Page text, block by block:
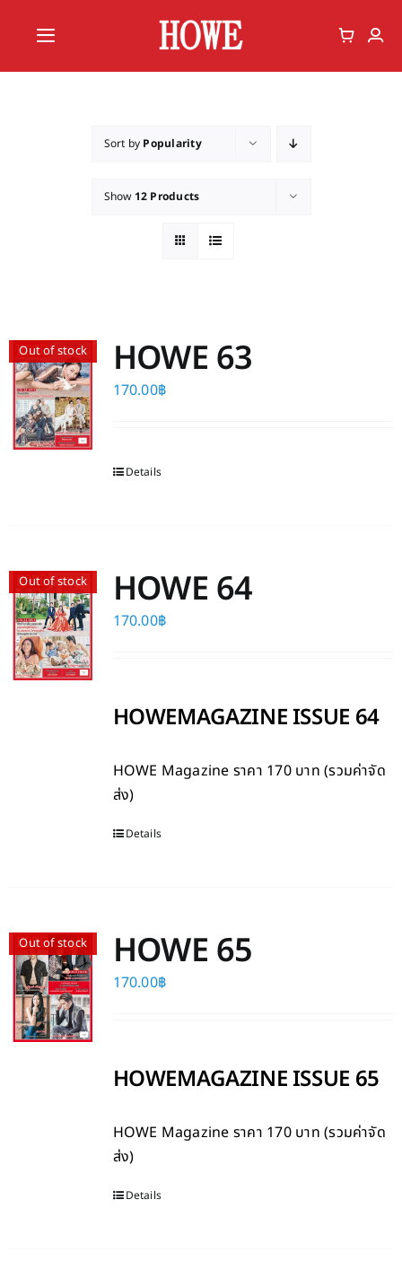
Toggle
Navigation
Vote
Member
Sort by Popularity
Show 12 Products
Out of stock HOWE 63
170.00฿
Details
Out of stock HOWE 64
170.00฿
HOWEMAGAZINE ISSUE 64
HOWE Magazine ราคา 170 บาท (รวมค่าจัด
ส่ง)
Details
Out of stock HOWE 65
170.00฿
HOWEMAGAZINE ISSUE 65
HOWE Magazine ราคา 170 บาท (รวมค่าจัด
ส่ง)
Details